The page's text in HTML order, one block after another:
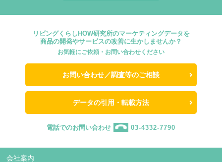
リビングくらしHOW研究所のマーケティングデータを
商品の開発やサービスの改善に生かしませんか？
お気軽にご依頼・お問い合わせください
お問い合わせ／調査等のご相談
データの引用・転載方法
電話でのお問い合わせ 03-4332-7790
会社案内